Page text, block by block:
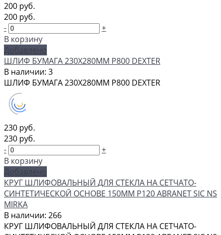
200 руб.
200 руб.
-
+
В корзину
Добавлено
ШЛИФ БУМАГА 230Х280ММ P800 DEXTER
В наличии: 3
ШЛИФ БУМАГА 230Х280ММ P800 DEXTER
230 руб.
230 руб.
-
+
В корзину
Добавлено
КРУГ ШЛИФОВАЛЬНЫЙ ДЛЯ СТЕКЛА НА СЕТЧАТО-
СИНТЕТИЧЕСКОЙ ОСНОВЕ 150ММ Р120 ABRANET SIC NS
MIRKA
В наличии: 266
КРУГ ШЛИФОВАЛЬНЫЙ ДЛЯ СТЕКЛА НА СЕТЧАТО-